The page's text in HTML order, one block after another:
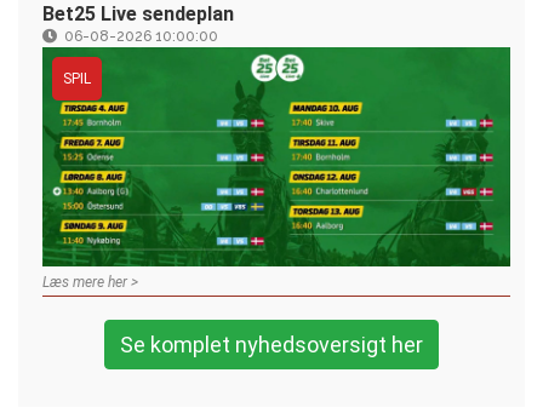
Bet25 Live sendeplan
06-08-2026 10:00:00
SPIL
Læs mere her >
Se komplet nyhedsoversigt her